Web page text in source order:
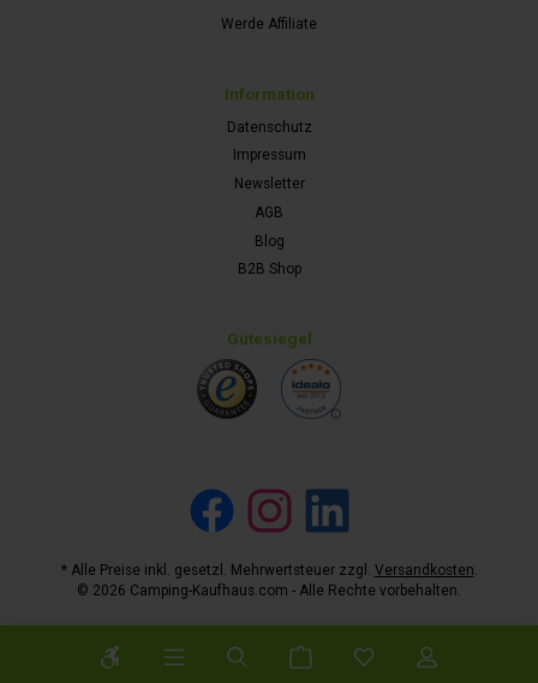
Werkzeugleiste anzeigen
Werde Affiliate
Information
Datenschutz
Impressum
Newsletter
AGB
Blog
B2B Shop
Gütesiegel
Facebook Instagram
* Alle Preise inkl. gesetzl. Mehrwertsteuer zzgl. Versandkosten.
© 2026 Camping-Kaufhaus.com - Alle Rechte vorbehalten.